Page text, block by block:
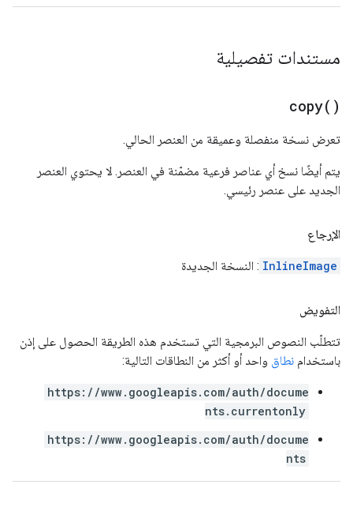
مستندات تفصيلية
copy( )
تعرض نسخة منفصلة وعميقة من العنصر الحالي.
يتم أيضًا نسخ أي عناصر فرعية مضمّنة في العنصر. لا يحتوي العنصر
الجديد على عنصر رئيسي.
الإرجاع
InlineImage : النسخة الجديدة
التفويض
تتطلّب النصوص البرمجية التي تستخدم هذه الطريقة الحصول على إذن
باستخدام نطاق واحد أو أكثر من النطاقات التالية:
https://www.googleapis.com/auth/docume
nts.currentonly
https://www.googleapis.com/auth/docume
nts